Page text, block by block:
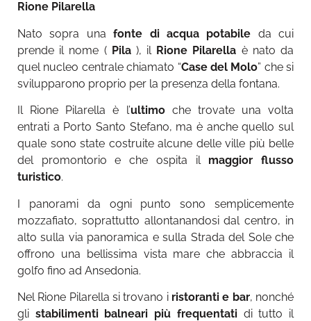
Rione Pilarella
Nato sopra unafonte di acqua potabile da cui
prende il nome ( Pila), il Rione Pilarella è nato da
quel nucleo centrale chiamato “Case del Molo” che si
svilupparono proprio per la presenza della fontana.
Il Rione Pilarella è l’ultimoche trovate una volta
entrati a Porto Santo Stefano, ma è anche quello sul
quale sono state costruite alcune delle ville più belle
del promontorio e che ospita il maggior flusso
turistico.
I panorami da ogni punto sono semplicemente
mozzafiato, soprattutto allontanandosi dal centro, in
alto sulla via panoramica e sulla Strada del Sole che
offrono una bellissima vista mare che abbraccia il
golfo fino ad Ansedonia.
Nel Rione Pilarella si trovano i ristoranti e bar, nonché
gli stabilimenti balneari più frequentatidi tutto il